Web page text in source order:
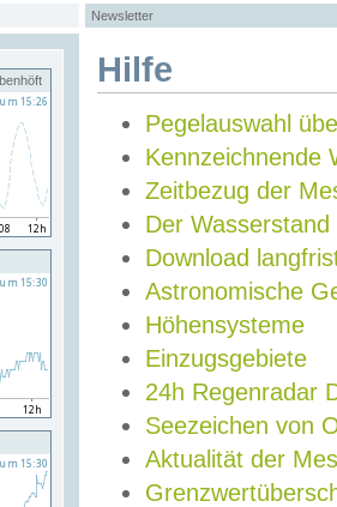
Newsletter
Hilfe
Pegelauswahl
Kennzeichnende
Zeitbezug der
Der Wasserstand
Download
Astronomische
Höhensysteme
Einzugsgebiete
24h Regenradar
Seezeichen von
Aktualität der